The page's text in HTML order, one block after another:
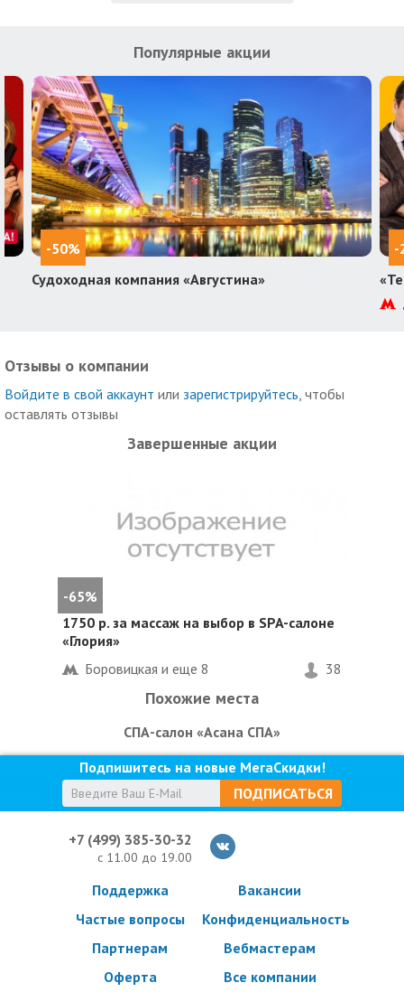
Популярные акции
-50%
Судоходная компания «Августина»
-
Отзывы о компании
Войдите в свой аккаунт или зарегистрируйтесь , чтобы
оставлять отзывы
Завершенные акции
-65%
1750 р. за массаж на выбор в SPA-салоне
«Глория»
Боровицкая и еще 8 38
Похожие места
СПА-салон «Асана СПА»
Подпишитесь на новые МегаСкидки!
ПОДПИСАТЬСЯ
+7 (499) 385-30-32
с 11.00 до 19.00
Поддержка
Частые вопросы
Партнерам
Оферта
Вакансии
Конфиденциальность
Вебмастерам
Все компании